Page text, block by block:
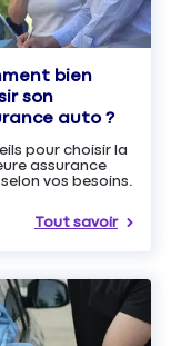
bien
son
auto ?
pour choisir la
assurance
vos besoins.
Tout savoir